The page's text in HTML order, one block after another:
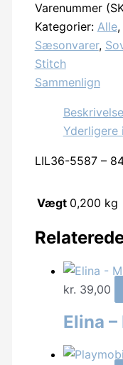
Stitch
-
Lilo
&
Stitch
Fleece
blanket
Christmas
Varenummer
Kategorier: Alle,
Sæsonvarer,
Stitch
Sammenlign
Beskrivelse
Yderligere
LIL36-5587 –
Vægt 0,200 kg
kr. 39,00
Elina